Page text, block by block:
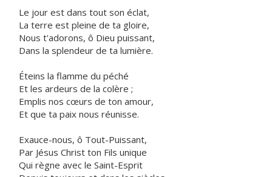
Le jour est dans tout son éclat,
La terre est pleine de ta gloire,
Nous t'adorons, ô Dieu puissant,
Dans la splendeur de ta lumière.
Éteins la flamme du péché
Et les ardeurs de la colère ;
Emplis nos cœurs de ton amour,
Et que ta paix nous réunisse.
Exauce-nous, ô Tout-Puissant,
Par Jésus Christ ton Fils unique
Qui règne avec le Saint-Esprit